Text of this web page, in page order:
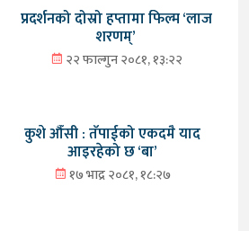
प्रदर्शनको दोस्रो हप्तामा फिल्म ‘लाज
शरणम्’
२२ फाल्गुन २०८१, १३:२२
कुशे औँसी : तँपाईको एकदमै याद
आइरहेको छ ‘बा’
१७ भाद्र २०८१, १८:२७